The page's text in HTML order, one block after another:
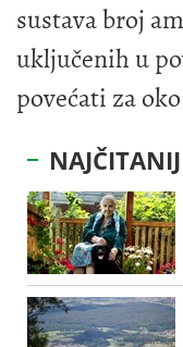
sustava broj
uključenih u
povećati za